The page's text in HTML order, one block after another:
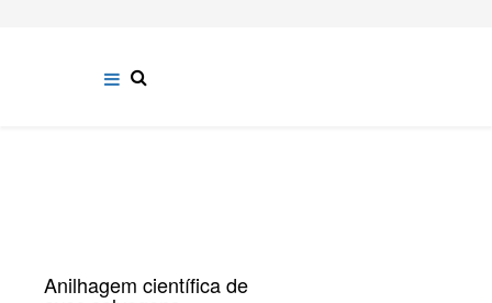
Anilhagem científica de